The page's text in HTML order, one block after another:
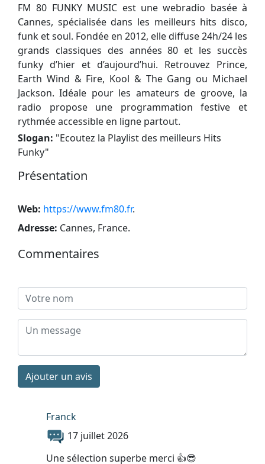
FM 80 FUNKY MUSIC est une webradio basée à
Cannes, spécialisée dans les meilleurs hits disco,
funk et soul. Fondée en 2012, elle diffuse 24h/24 les
grands classiques des années 80 et les succès
funky d’hier et d’aujourd’hui. Retrouvez Prince,
Earth Wind & Fire, Kool & The Gang ou Michael
Jackson. Idéale pour les amateurs de groove, la
radio propose une programmation festive et
rythmée accessible en ligne partout.
Slogan: "Ecoutez la Playlist des meilleurs Hits
Funky"
Présentation
Web: https://www.fm80.fr.
Adresse: Cannes, France.
Commentaires
Ajouter un avis
Franck
17 juillet 2026
Une sélection superbe merci 👍😎